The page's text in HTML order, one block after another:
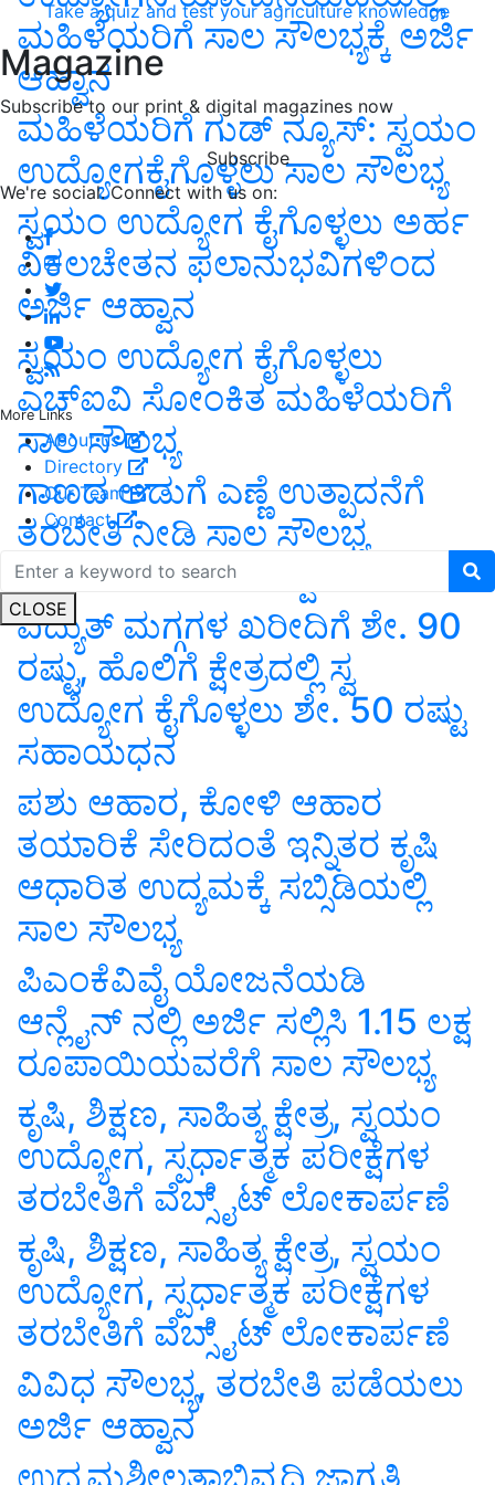
Take a quiz and test your agriculture knowledge
Magazine
Subscribe to our print & digital magazines now
Subscribe
We're social. Connect with us on:
More Links
About us
Directory
Our Team
Contact
CLOSE
ಮಹಿಳೆಯರಿಗೆ ಸಾಲ ಸೌಲಭ್ಯಕ್ಕೆ ಅರ್ಜಿ
ಆಹ್ವಾನ
ಮಹಿಳೆಯರಿಗೆ ಗುಡ್‌ ನ್ಯೂಸ್: ಸ್ವಯಂ
ಉದ್ಯೋಗಕೈಗೊಳ್ಳಲು ಸಾಲ ಸೌಲಭ್ಯ
ಸ್ವಯಂ ಉದ್ಯೋಗ ಕೈಗೊಳ್ಳಲು ಅರ್ಹ
ವಿಕಲಚೇತನ ಫಲಾನುಭವಿಗಳಿಂದ
ಅರ್ಜಿ ಆಹ್ವಾನ
ಸ್ವಯಂ ಉದ್ಯೋಗ ಕೈಗೊಳ್ಳಲು
ಎಚ್ಐವಿ ಸೋಂಕಿತ ಮಹಿಳೆಯರಿಗೆ
ಸಾಲ ಸೌಲಭ್ಯ
ಗಾಣದ ಅಡುಗೆ ಎಣ್ಣೆ ಉತ್ಪಾದನೆಗೆ
ತರಬೇತಿ ನೀಡಿ ಸಾಲ ಸೌಲಭ್ಯ
ಒದಗಿಸಲು ಅರ್ಜಿ ಆಹ್ವಾನ
ವಿದ್ಯುತ್ ಮಗ್ಗಗಳ ಖರೀದಿಗೆ ಶೇ. 90
ರಷ್ಟು, ಹೊಲಿಗೆ ಕ್ಷೇತ್ರದಲ್ಲಿ ಸ್ವ
ಉದ್ಯೋಗ ಕೈಗೊಳ್ಳಲು ಶೇ. 50 ರಷ್ಟು
ಸಹಾಯಧನ
ಪಶು ಆಹಾರ, ಕೋಳಿ ಆಹಾರ
ತಯಾರಿಕೆ ಸೇರಿದಂತೆ ಇನ್ನಿತರ ಕೃಷಿ
ಆಧಾರಿತ ಉದ್ಯಮಕ್ಕೆ ಸಬ್ಸಿಡಿಯಲ್ಲಿ
ಸಾಲ ಸೌಲಭ್ಯ
ಪಿಎಂಕೆವಿವೈ ಯೋಜನೆಯಡಿ
ಆನ್ಲೈನ್ ನಲ್ಲಿ ಅರ್ಜಿ ಸಲ್ಲಿಸಿ 1.15 ಲಕ್ಷ
ರೂಪಾಯಿಯವರೆಗೆ ಸಾಲ ಸೌಲಭ್ಯ
ಕೃಷಿ, ಶಿಕ್ಷಣ, ಸಾಹಿತ್ಯ ಕ್ಷೇತ್ರ, ಸ್ವಯಂ
ಉದ್ಯೋಗ, ಸ್ಪರ್ಧಾತ್ಮಕ ಪರೀಕ್ಷೆಗಳ
ತರಬೇತಿಗೆ ವೆಬ್ಸೈ್ಟ್ ಲೋಕಾರ್ಪಣೆ
ಕೃಷಿ, ಶಿಕ್ಷಣ, ಸಾಹಿತ್ಯ ಕ್ಷೇತ್ರ, ಸ್ವಯಂ
ಉದ್ಯೋಗ, ಸ್ಪರ್ಧಾತ್ಮಕ ಪರೀಕ್ಷೆಗಳ
ತರಬೇತಿಗೆ ವೆಬ್ಸೈ್ಟ್ ಲೋಕಾರ್ಪಣೆ
ವಿವಿಧ ಸೌಲಭ್ಯ, ತರಬೇತಿ ಪಡೆಯಲು
ಅರ್ಜಿ ಆಹ್ವಾನ
ಉದ್ಯಮಶೀಲತಾಭಿವೃದ್ಧಿ ಜಾಗೃತಿ